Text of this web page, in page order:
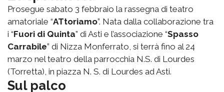
Prosegue sabato 3 febbraio la rassegna di teatro
amatoriale “ATtoriamo”. Nata dalla collaborazione tra
i “Fuori di Quinta” di Asti e l’associazione “Spasso
Carrabile” di Nizza Monferrato, si terrà fino al 24
marzo nel teatro della parrocchia N.S. di Lourdes
(Torretta), in piazza N. S. di Lourdes ad Asti.
Sul palco